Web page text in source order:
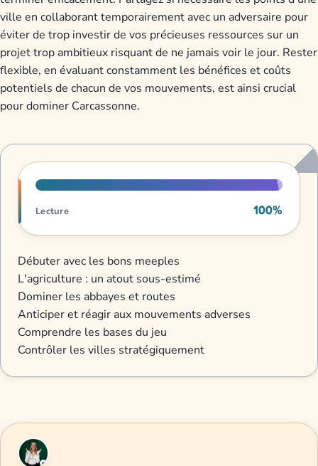
ville en collaborant temporairement avec un adversaire pour
éviter de trop investir de vos précieuses ressources sur un
projet trop ambitieux risquant de ne jamais voir le jour. Rester
flexible, en évaluant constamment les bénéfices et coûts
potentiels de chacun de vos mouvements, est ainsi crucial
pour dominer Carcassonne.
Progression de lecture
Lecture 100%
Débuter avec les bons meeples
L'agriculture : un atout sous-estimé
Dominer les abbayes et routes
Anticiper et réagir aux mouvements adverses
Comprendre les bases du jeu
Contrôler les villes stratégiquement